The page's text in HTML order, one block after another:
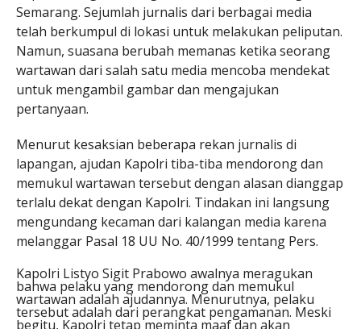
Semarang. Sejumlah jurnalis dari berbagai media
telah berkumpul di lokasi untuk melakukan peliputan.
Namun, suasana berubah memanas ketika seorang
wartawan dari salah satu media mencoba mendekat
untuk mengambil gambar dan mengajukan
pertanyaan.
Menurut kesaksian beberapa rekan jurnalis di
lapangan, ajudan Kapolri tiba-tiba mendorong dan
memukul wartawan tersebut dengan alasan dianggap
terlalu dekat dengan Kapolri. Tindakan ini langsung
mengundang kecaman dari kalangan media karena
melanggar Pasal 18 UU No. 40/1999 tentang Pers.
Kapolri Listyo Sigit Prabowo awalnya meragukan
bahwa pelaku yang mendorong dan memukul
wartawan adalah ajudannya. Menurutnya, pelaku
tersebut adalah dari perangkat pengamanan. Meski
begitu, Kapolri tetap meminta maaf dan akan